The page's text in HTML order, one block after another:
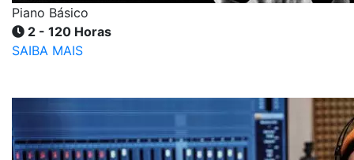
Piano Básico
2 - 120 Horas
SAIBA MAIS